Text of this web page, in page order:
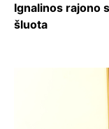
Ignalinos rajono
šluota